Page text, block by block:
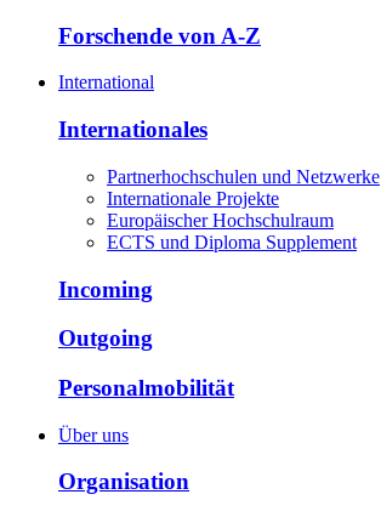
Forschende von A-Z
International
Internationales
Partnerhochschulen und Netzwerke
Internationale Projekte
Europäischer Hochschulraum
ECTS und Diploma Supplement
Incoming
Outgoing
Personalmobilität
Über uns
Organisation